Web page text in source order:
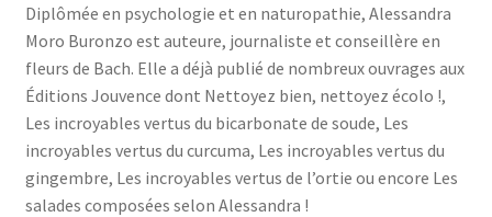
Diplômée en psychologie et en naturopathie, Alessandra
Moro Buronzo est auteure, journaliste et conseillère en
fleurs de Bach. Elle a déjà publié de nombreux ouvrages aux
Éditions Jouvence dont Nettoyez bien, nettoyez écolo !,
Les incroyables vertus du bicarbonate de soude, Les
incroyables vertus du curcuma, Les incroyables vertus du
gingembre, Les incroyables vertus de l’ortie ou encore Les
salades composées selon Alessandra !